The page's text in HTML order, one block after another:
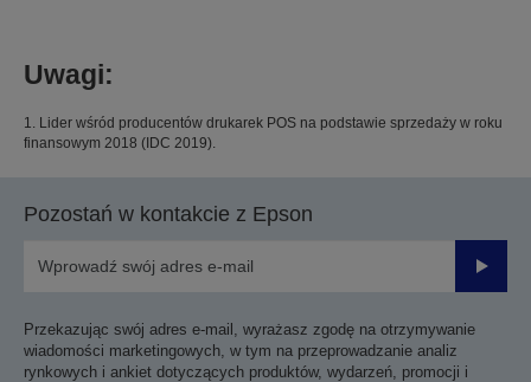
Uwagi:
1. Lider wśród producentów drukarek POS na podstawie sprzedaży w roku
finansowym 2018 (IDC 2019).
Pozostań w kontakcie z Epson
Przekazując swój adres e-mail, wyrażasz zgodę na otrzymywanie
wiadomości marketingowych, w tym na przeprowadzanie analiz
rynkowych i ankiet dotyczących produktów, wydarzeń, promocji i